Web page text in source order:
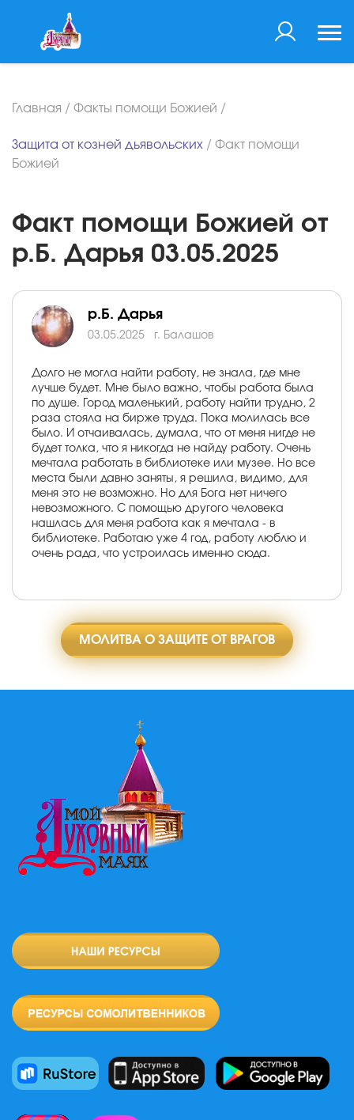
Главная / Факты помощи Божией /
Защита от козней дьявольских / Факт помощи
Божией
Факт помощи Божией от
р.Б. Дарья 03.05.2025
р.Б. Дарья
03.05.2025 г. Балашов
Долго не могла найти работу, не знала, где мне
лучше будет. Мне было важно, чтобы работа была
по душе. Город маленький, работу найти трудно, 2
раза стояла на бирже труда. Пока молилась все
было. И отчаивалась, думала, что от меня нигде не
будет толка, что я никогда не найду работу. Очень
мечтала работать в библиотеке или музее. Но все
места были давно заняты, я решила, видимо, для
меня это не возможно. Но для Бога нет ничего
невозможного. С помощью другого человека
нашлась для меня работа как я мечтала - в
библиотеке. Работаю уже 4 год, работу люблю и
очень рада, что устроилась именно сюда.
МОЛИТВА О ЗАЩИТЕ ОТ ВРАГОВ